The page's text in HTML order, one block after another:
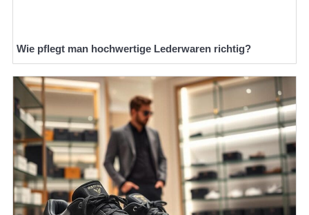
Wie pflegt man hochwertige Lederwaren richtig?